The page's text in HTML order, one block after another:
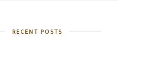
RECENT POSTS